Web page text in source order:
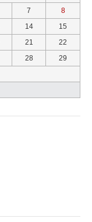
7
8
14
15
21
22
28
29